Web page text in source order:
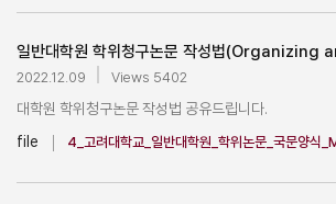
2022.12.09 Views 5402
대학원 학위청구논문 작성법 공유드립니다.
아래의 내용은 일반대학원 홈페이지 링크에서도 확인
file 4_고려대학교_일반대학원_학위논문_국문양